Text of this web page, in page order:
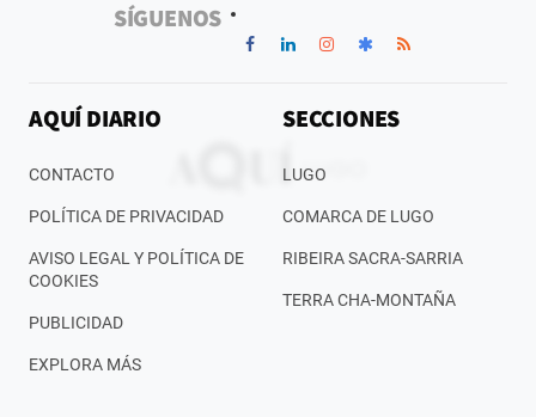
SÍGUENOS
AQUÍ DIARIO
CONTACTO
POLÍTICA DE PRIVACIDAD
AVISO LEGAL Y POLÍTICA DE
COOKIES
PUBLICIDAD
EXPLORA MÁS
SECCIONES
LUGO
COMARCA DE LUGO
RIBEIRA SACRA-SARRIA
TERRA CHA-MONTAÑA